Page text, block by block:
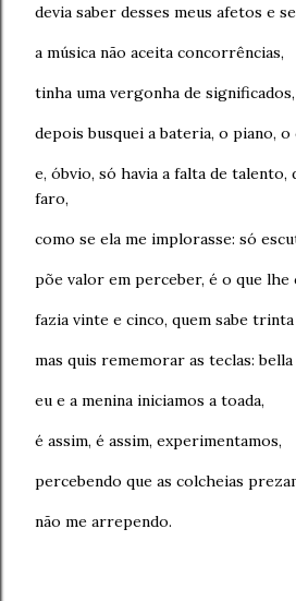
devia saber desses meus afetos e
a música não aceita concorrências,
tinha uma vergonha de
depois busquei a bateria, o piano, o
e, óbvio, só havia a falta de talento,
faro,
como se ela me implorasse: só
põe valor em perceber, é o que lhe
fazia vinte e cinco, quem sabe trinta
mas quis rememorar as teclas: bella
eu e a menina iniciamos a toada,
é assim, é assim, experimentamos,
percebendo que as colcheias
não me arrependo.